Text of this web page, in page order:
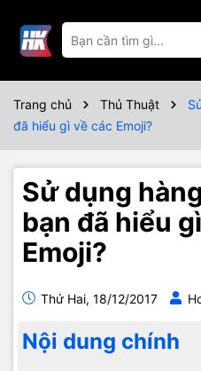
Trang chủ Thủ Thuật
đã hiểu gì về các Emoji?
Sử dụng
bạn đã hiểu
Emoji?
Thứ Hai, 18/12/2017
Nội dung chính